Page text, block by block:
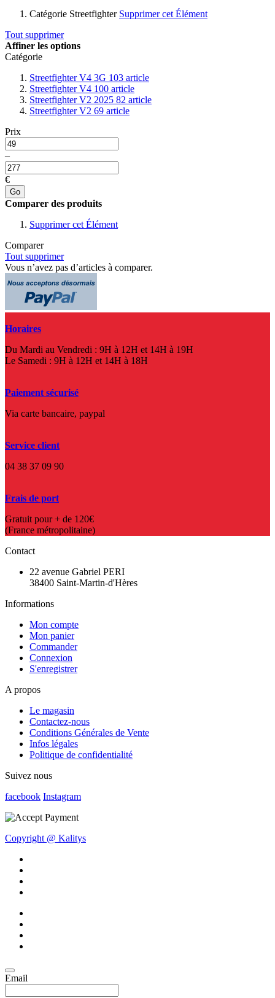
Catégorie Streetfighter Supprimer cet Élément
Tout supprimer
Affiner les options
Catégorie
Streetfighter V4 3G 103 article
Streetfighter V4 100 article
Streetfighter V2 2025 82 article
Streetfighter V2 69 article
Prix
–
€
Go
Comparer des produits
Supprimer cet Élément
Comparer
Tout supprimer
Vous n’avez pas d’articles à comparer.
Horaires
Du Mardi au Vendredi : 9H à 12H et 14H à 19H
Le Samedi : 9H à 12H et 14H à 18H
Paiement sécurisé
Via carte bancaire, paypal
Service client
04 38 37 09 90
Frais de port
Gratuit pour + de 120€
(France métropolitaine)
Contact
22 avenue Gabriel PERI
38400 Saint-Martin-d'Hères
Informations
Mon compte
Mon panier
Commander
Connexion
S'enregistrer
A propos
Le magasin
Contactez-nous
Conditions Générales de Vente
Infos légales
Politique de confidentialité
Suivez nous
facebook Instagram
Copyright @ Kalitys
Email